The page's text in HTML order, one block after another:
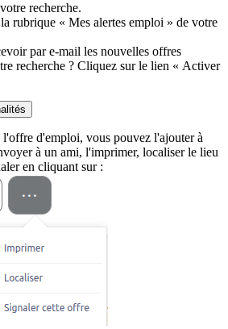
recherche.
rubrique « Mes alertes emploi » de votre
par e-mail les nouvelles offres
recherche ? Cliquez sur le lien « Activer
d'emploi, vous pouvez l'ajouter à
à un ami, l'imprimer, localiser le lieu
en cliquant sur :